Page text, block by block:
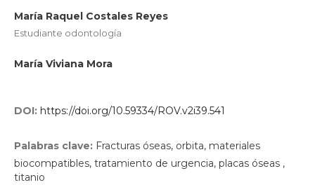
María Raquel Costales Reyes
Estudiante odontología
María Viviana Mora
DOI: https://doi.org/10.59334/ROV.v2i39.541
Palabras clave: Fracturas óseas, orbita, materiales
biocompatibles, tratamiento de urgencia, placas óseas ,
titanio